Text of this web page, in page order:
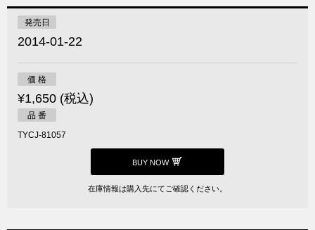
発売日
2014-01-22
価 格
¥1,650 (税込)
品 番
TYCJ-81057
BUY NOW
在庫情報は購入先にてご確認ください。